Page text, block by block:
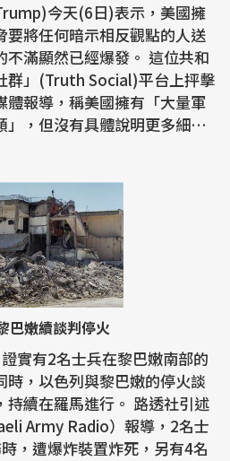
今天(6日)表示，美國擁
要將任何暗示相反觀點的人送
然已經爆發。 這位共和
群」(Truth Social)平台上抨擊
體報導，稱美國擁有「大量軍
」，但沒有具體說明更多細
巴嫩續談判停火
實有2名士兵在黎巴嫩南部的
時，以色列與黎巴嫩的停火談
馬進行。 路透社引述
Army Radio）報導，2名士
，遭爆炸裝置炸死，另有4名